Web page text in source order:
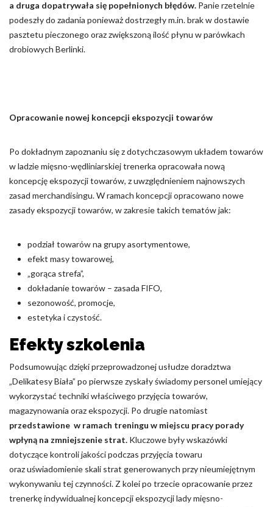
a druga dopatrywała się popełnionych błędów. Panie rzetelnie
podeszły do zadania ponieważ dostrzegły m.in. brak w dostawie
pasztetu pieczonego oraz zwiększoną ilość płynu w parówkach
drobiowych Berlinki.
Opracowanie nowej koncepcji ekspozycji towarów
Po dokładnym zapoznaniu się z dotychczasowym układem towarów
w ladzie mięsno-wędliniarskiej trenerka opracowała nową
koncepcję ekspozycji towarów, z uwzględnieniem najnowszych
zasad merchandisingu. W ramach koncepcji opracowano nowe
zasady ekspozycji towarów, w zakresie takich tematów jak:
podział towarów na grupy asortymentowe,
efekt masy towarowej,
„gorąca strefa”,
dokładanie towarów – zasada FIFO,
sezonowość, promocje,
estetyka i czystość.
Efekty szkolenia
Podsumowując dzięki przeprowadzonej usłudze doradztwa
„Delikatesy Biała” po pierwsze zyskały świadomy personel umiejący
wykorzystać techniki właściwego przyjęcia towarów,
magazynowania oraz ekspozycji. Po drugie natomiast
przedstawione w ramach treningu w miejscu pracy porady
wpłyną na zmniejszenie strat. Kluczowe były wskazówki
dotyczące kontroli jakości podczas przyjęcia towaru
oraz uświadomienie skali strat generowanych przy nieumiejętnym
wykonywaniu tej czynności. Z kolei po trzecie opracowanie przez
trenerkę indywidualnej koncepcji ekspozycji lady mięsno-